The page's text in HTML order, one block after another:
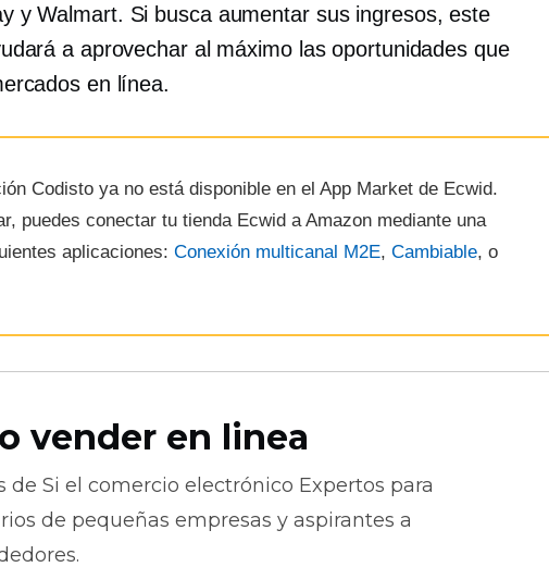
y Walmart. Si busca aumentar sus ingresos, este
a aprovechar al máximo las oportunidades que
en línea.
Codisto ya no está disponible en el App Market de Ecwid.
puedes conectar tu tienda Ecwid a Amazon mediante una
aplicaciones: Conexión multicanal M2E, Cambiable, o
vender en linea
de Si el comercio electrónico Expertos para
de pequeñas empresas y aspirantes a